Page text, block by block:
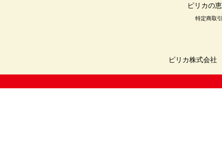
ピリカの
特定商取
ピリカ株式会